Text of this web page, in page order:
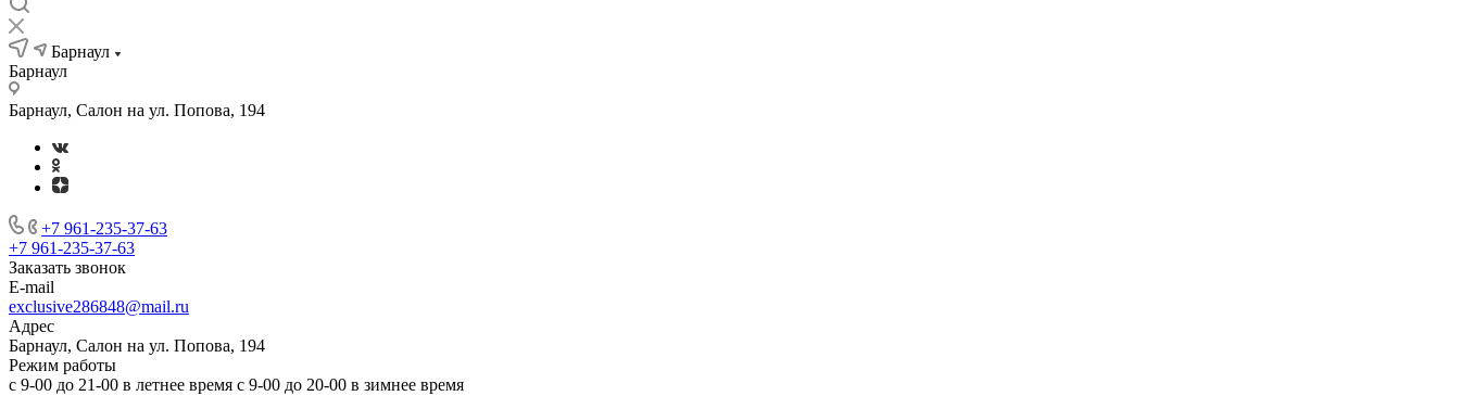
Барнаул
Барнаул
Барнаул, Салон на ул. Попова, 194
+7 961-235-37-63
+7 961-235-37-63
Заказать звонок
E-mail
exclusive286848@mail.ru
Адрес
Барнаул, Салон на ул. Попова, 194
Режим работы
с 9-00 до 21-00 в летнее время с 9-00 до 20-00 в зимнее время